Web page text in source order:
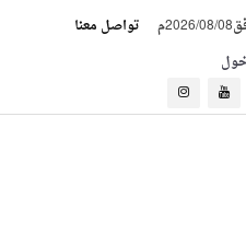
تواصل معنا